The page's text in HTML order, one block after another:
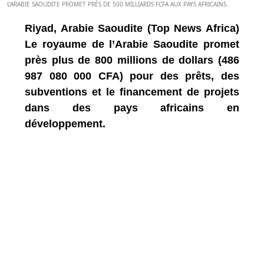
L’ARABIE SAOUDITE PROMET PRÈS DE 500 MILLIARDS FCFA AUX PAYS AFRICAINS.
Riyad, Arabie Saoudite (Top News Africa)
Le royaume de l’Arabie Saoudite promet
près plus de 800 millions de dollars (486
987 080 000 CFA) pour des prêts, des
subventions et le financement de projets
dans des pays africains en
développement.